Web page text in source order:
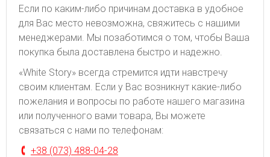
Если по каким-либо причинам доставка в удобное
для Вас место невозможна, свяжитесь с нашими
менеджерами. Мы позаботимся о том, чтобы Ваша
покупка была доставлена быстро и надежно.
«White Story» всегда стремится идти навстречу
своим клиентам. Если у Вас возникнут какие-либо
пожелания и вопросы по работе нашего магазина
или полученного вами товара, Вы можете
связаться с нами по телефонам:
+38 (073) 488-04-28